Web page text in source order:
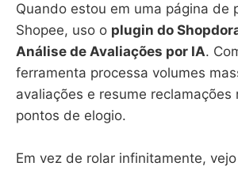
Quando estou em uma página de
Shopee, uso o plugin do
Análise de Avaliações por IA.
ferramenta processa volumes
avaliações e resume reclamações
pontos de elogio.
Em vez de rolar infinitamente,